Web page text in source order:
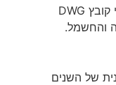
אמנם חשוב לי כמתכננת להסתכל על השרטוטים וההיתרים הקיימים, אבל אני צריכה שיהיה לי קובץ DWG
והחשמל.
של השנים